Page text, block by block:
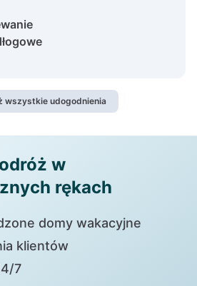
wszystkie udogodnienia
w
rękach
domy wakacyjne
klientów
7